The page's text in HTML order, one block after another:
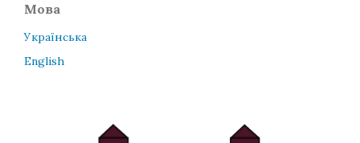
Мова
Українська
English